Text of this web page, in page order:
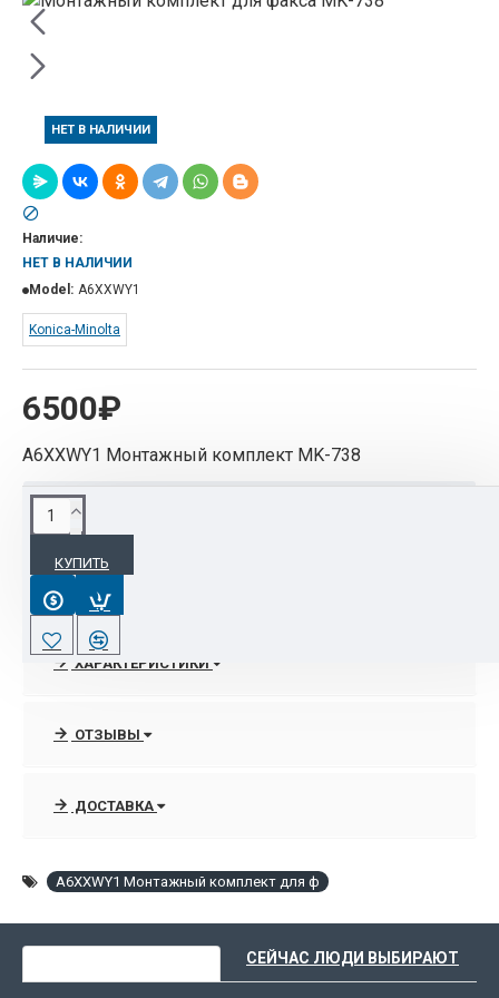
НЕТ В НАЛИЧИИ
6500₽
Наличие:
НЕТ В НАЛИЧИИ
Model: A6XXWY1
Konica-Minolta
A6XXWY1 Монтажный комплект MK-738
КУПИТЬ
ОПИСАНИЕ
A6XXWY1 Монтажный комплект MK-738
ХАРАКТЕРИСТИКИ
ОТЗЫВЫ
ДОСТАВКА
A6XXWY1 Монтажный комплект для ф
СЕЙЧАС ЛЮДИ ВЫБИРАЮТ